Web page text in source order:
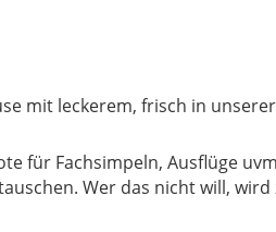
mit leckerem, frisch in
für Fachsimpeln, Ausflüge